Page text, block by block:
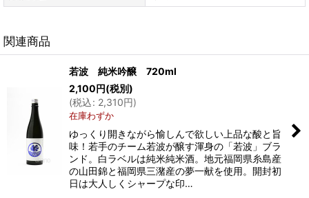
関連商品
若波 純米吟醸 720ml
2,100円(税別)
(税込: 2,310円)
在庫わずか
ゆっくり開きながら愉しんで欲しい上品な酸と旨
味！若手のチーム若波が醸す渾身の「若波」ブラ
ンド。白ラベルは純米純米酒。地元福岡県糸島産
の山田錦と福岡県三潴産の夢一献を使用。開封初
日は大人しくシャープな印…